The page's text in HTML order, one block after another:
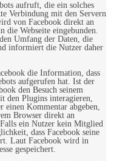
aufruft, die ein solches
Verbindung mit den Servern
von Facebook direkt an
die Webseite eingebunden.
Umfang der Daten, die
informiert die Nutzer daher
die Information, dass
aufgerufen hat. Ist der
den Besuch seinem
den Plugins interagieren,
einen Kommentar abgeben,
Browser direkt an
ein Nutzer kein Mitglied
dass Facebook seine
Laut Facebook wird in
gespeichert.